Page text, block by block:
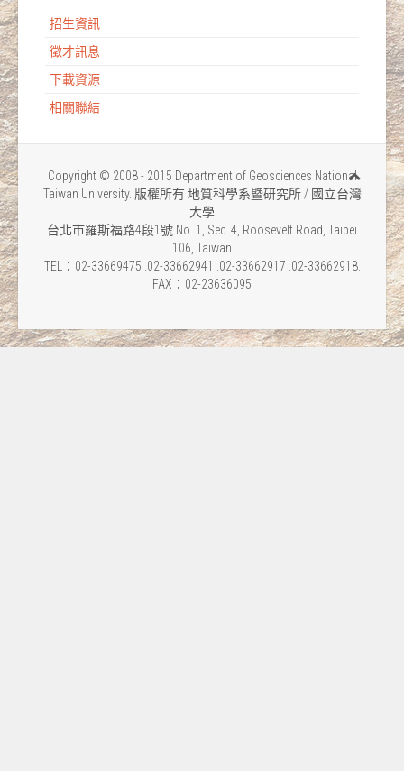
招生資訊
徵才訊息
下載資源
相關聯結
Copyright © 2008 - 2015 Department of Geosciences National
Taiwan University. 版權所有 地質科學系暨研究所 / 國立台灣
大學
台北市羅斯福路4段1號 No. 1, Sec. 4, Roosevelt Road, Taipei
106, Taiwan
TEL：02-33669475 .02-33662941 .02-33662917 .02-33662918.
FAX：02-23636095